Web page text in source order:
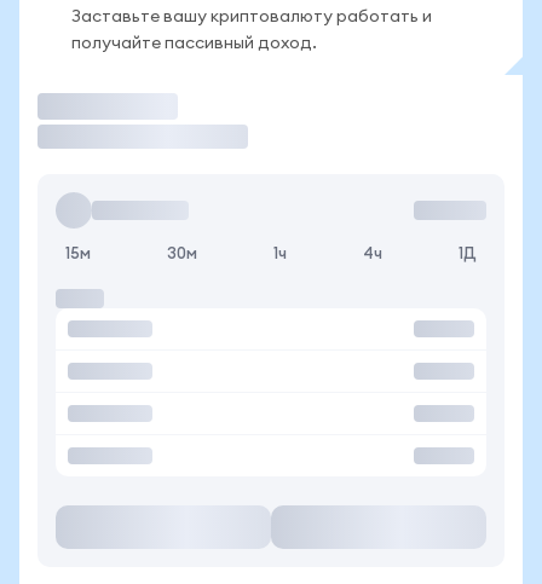
Заставьте вашу криптовалюту работать и
получайте пассивный доход.
15м 30м 1ч 4ч 1Д